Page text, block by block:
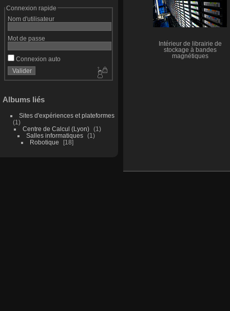
Connexion rapide
Nom d'utilisateur
Mot de passe
Connexion auto
Albums liés
Sites d'expériences et plateformes
1
Centre de Calcul (Lyon)
1
Salles informatiques
1
Robotique
18
Intérieur de librairie de
stockage à bandes
magnétiques